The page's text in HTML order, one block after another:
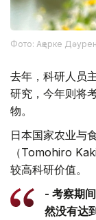
Фото: Ақерке
去年，科研人员
研究，今年则将
物。
日本国家农业与
（Tomohiro
较高科研价值。
- 考察期
然没有达